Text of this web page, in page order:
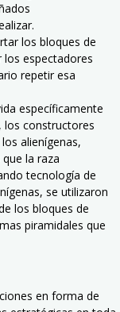
los bloques de
espectadores
repetir esa
específicamente
los constructores
alienígenas,
la raza
tecnología de
se utilizaron
los bloques de
piramidales que
en forma de